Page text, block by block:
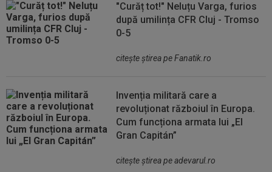
"Curăț tot!" Neluțu Varga, furios
după umilința CFR Cluj - Tromso
0-5
citeşte ştirea pe Fanatik.ro
Invenția militară care a
revoluționat războiul în Europa.
Cum funcționa armata lui „El
Gran Capitán”
citeşte ştirea pe adevarul.ro